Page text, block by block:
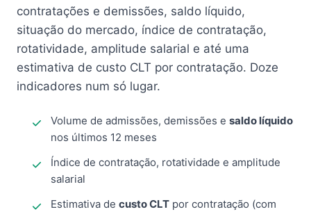
contratações e demissões, saldo líquido,
situação do mercado, índice de contratação,
rotatividade, amplitude salarial e até uma
estimativa de custo CLT por contratação. Doze
indicadores num só lugar.
Volume de admissões, demissões e saldo líquido
nos últimos 12 meses
Índice de contratação, rotatividade e amplitude
salarial
Estimativa de custo CLT por contratação (com